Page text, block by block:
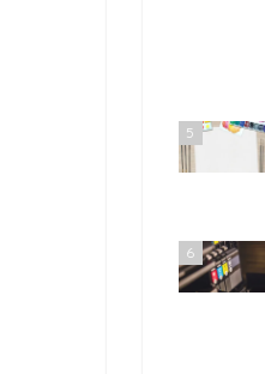
5
6